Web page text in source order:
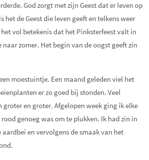
God zorgt met zijn Geest dat er leven op
het de Geest die leven geeft en telkens weer
vol betekenis dat het Pinksterfeest valt in
zomer. Het begin van de oogst geeft zin
moestuintje. Een maand geleden viel het
er zo goed bij stonden. Veel
groter en groter. Afgelopen week ging ik elke
genoeg was om te plukken. Ik had zin in
aardbei en vervolgens de smaak van het